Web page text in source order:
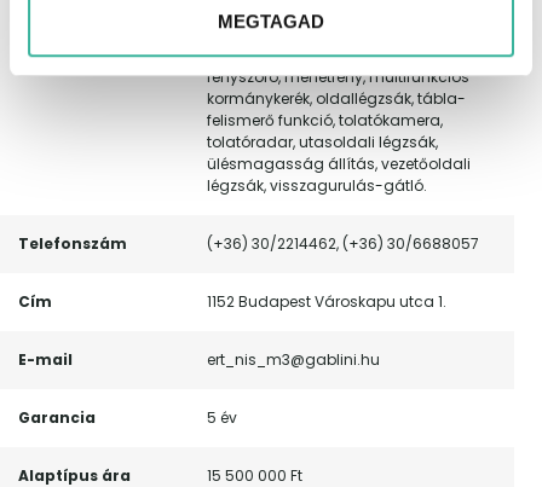
MEGTAGAD
holttér-figyelő rendszer, indításgátló
(immobiliser), ISOFIX rendszer, középső
kartámasz, kulcs nélküli indítás, LED
fényszóró, menetfény, multifunkciós
kormánykerék, oldallégzsák, tábla-
felismerő funkció, tolatókamera,
tolatóradar, utasoldali légzsák,
ülésmagasság állítás, vezetőoldali
légzsák, visszagurulás-gátló.
Telefonszám (+36) 30/2214462, (+36) 30/6688057
Cím 1152 Budapest Városkapu utca 1.
E-mail ert_nis_m3@gablini.hu
Garancia 5 év
Alaptípus ára 15 500 000 Ft